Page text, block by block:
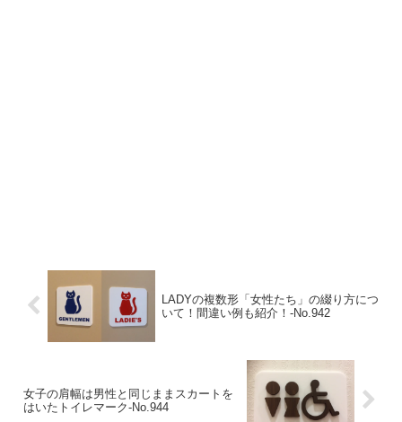
LADYの複数形「女性たち」の綴り方につ
いて！間違い例も紹介！‐No.942
女子の肩幅は男性と同じままスカートを
はいたトイレマーク‐No.944